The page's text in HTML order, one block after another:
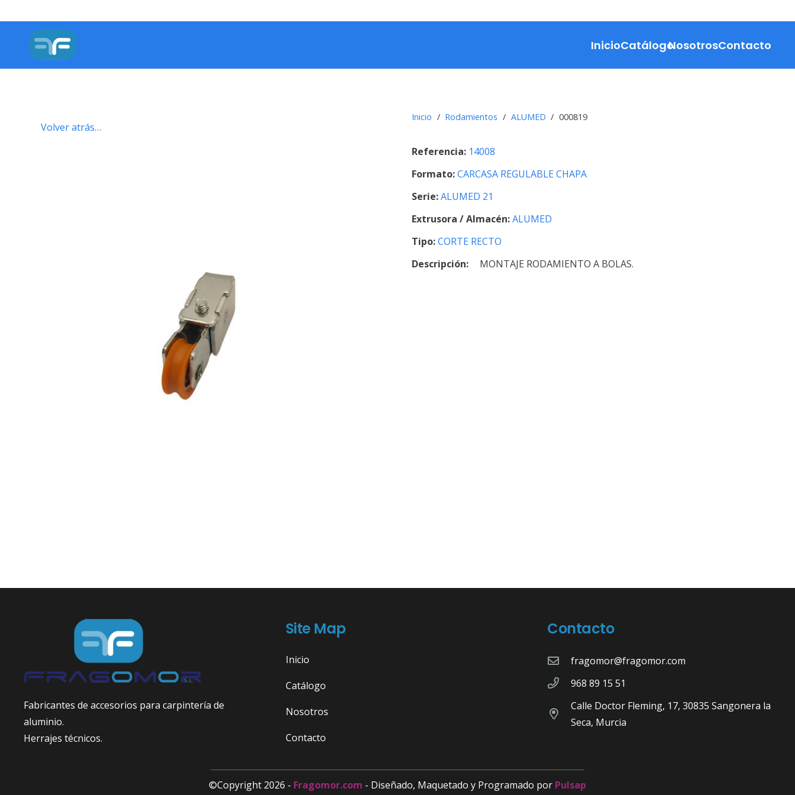
InicioCatálogoNosotrosContacto
Volver atrás…
Inicio / Rodamientos / ALUMED / 000819
Referencia: 14008
Formato:CARCASA REGULABLE CHAPA
Serie:ALUMED 21
Extrusora / Almacén:ALUMED
Tipo:CORTE RECTO
Descripción:
MONTAJE RODAMIENTO A BOLAS.
Fabricantes de accesorios para carpintería de
aluminio.
Herrajes técnicos.
Site Map
Inicio
Catálogo
Nosotros
Contacto
Contacto
fragomor@fragomor.com
968 89 15 51
Calle Doctor Fleming, 17, 30835 Sangonera la
Seca, Murcia
©Copyright 2026 - Fragomor.com - Diseñado, Maquetado y Programado por Pulsap